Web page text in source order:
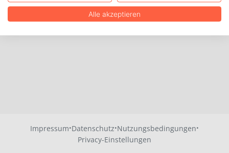
Impressum·Datenschutz·Nutzungsbedingungen·
Privacy-Einstellungen
Alle akzeptieren